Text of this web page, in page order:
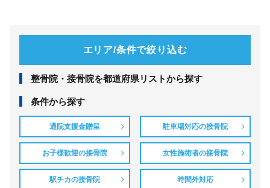
エリア/条件で絞り込む
整⾻院・接⾻院を都道府県リストから探す
条件から探す
通院支援金贈呈 駐車場対応の接骨院
お子様歓迎の接骨院 女性施術者の接骨院
駅チカの接骨院 時間外対応